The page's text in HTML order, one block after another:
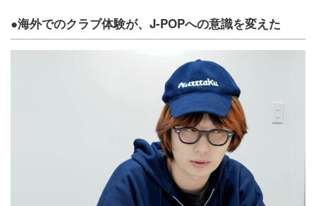
●海外でのクラブ体験が、J-POPへの意識を変えた